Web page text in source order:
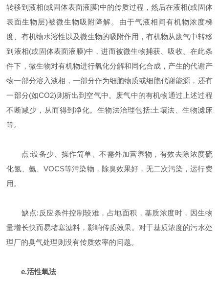
转移到液相(或固体表面液膜)中的传质过程，然后在液相(或固体
表面生物层)被微生物吸附降解。由于气液相间有机物浓度梯
度、有机物水溶性以及微生物的吸附作用，有机物从废气中转移
到液相(或固体表面液膜)中，进而被微生物捕获、吸收。在此条
件下，微生物对有机物进行氧化分解和同化合成，产生的代谢产
物一部分溶入液相，一部分作为细胞物质或细胞代谢能源，还有
一部分(如CO2)则析出到空气中。废气中的有机物通过上述过程
不断减少，从而得到净化。生物法治理包括:土壤法、生物滤床
等。
点:设备少、操作简单、不需外加营养物，有效去除浓度硫
化氢、氨、VOCS等污染物，除臭效果好，无二次污染，运行费
用。
缺点:反应条件控制较难，占地面积，基质浓度时，因生物
量增长快而易堵塞滤料，影响传质效果。对于基质浓度的污水处
理厂的臭气处理则没有传质效率的问题。
e.活性氧法